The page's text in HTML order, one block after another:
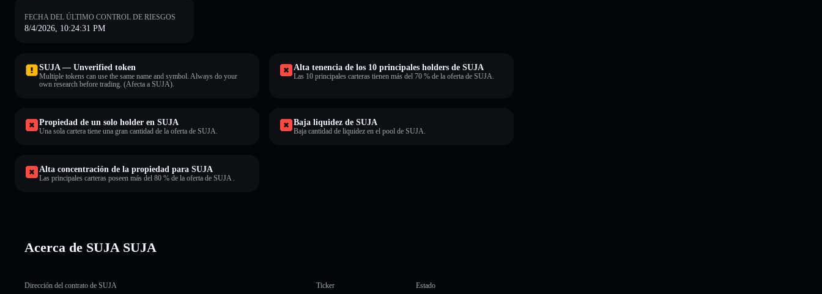
FECHA DEL ÚLTIMO CONTROL DE RIESGOS
8/4/2026, 10:24:31 PM
SUJA — Unverified token
Multiple tokens can use the same name and symbol. Always do your
own research before trading. (Afecta a SUJA).
Alta tenencia de los 10 principales holders de SUJA
Las 10 principales carteras tienen más del 70 % de la oferta de SUJA.
Propiedad de un solo holder en SUJA
Una sola cartera tiene una gran cantidad de la oferta de SUJA.
Baja liquidez de SUJA
Baja cantidad de liquidez en el pool de SUJA.
Alta concentración de la propiedad para SUJA
Las principales carteras poseen más del 80 % de la oferta de SUJA .
Acerca de SUJA SUJA
Dirección del contrato de SUJA Ticker Estado